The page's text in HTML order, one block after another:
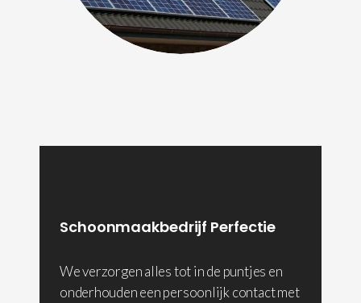
Schoonmaakbedrijf Perfectie
We verzorgen alles tot in de puntjes en
onderhouden een persoonlijk contact met